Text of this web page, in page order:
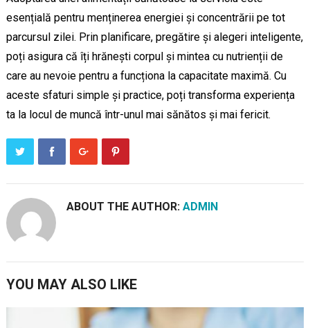
esențială pentru menținerea energiei și concentrării pe tot
parcursul zilei. Prin planificare, pregătire și alegeri inteligente,
poți asigura că îți hrănești corpul și mintea cu nutrienții de
care au nevoie pentru a funcționa la capacitate maximă. Cu
aceste sfaturi simple și practice, poți transforma experiența
ta la locul de muncă într-unul mai sănătos și mai fericit.
ABOUT THE AUTHOR: ADMIN
YOU MAY ALSO LIKE